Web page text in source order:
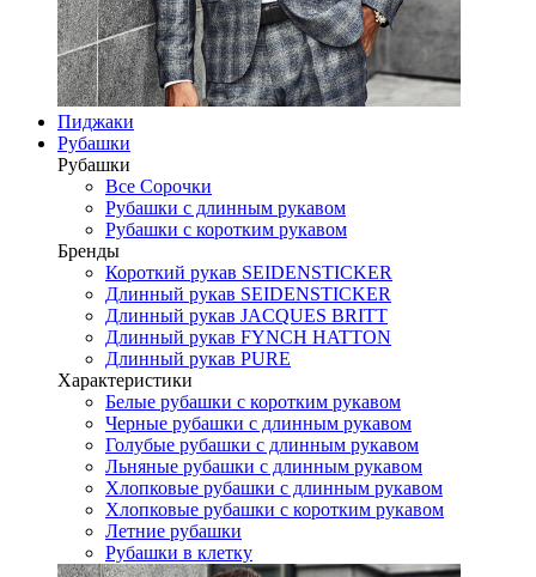
Пиджаки
Рубашки
Рубашки
Все Сорочки
Рубашки с длинным рукавом
Рубашки с коротким рукавом
Бренды
Короткий рукав SEIDENSTICKER
Длинный рукав SEIDENSTICKER
Длинный рукав JAСQUES BRITT
Длинный рукав FYNCH HATTON
Длинный рукав PURE
Характеристики
Белые рубашки с коротким рукавом
Черные рубашки с длинным рукавом
Голубые рубашки с длинным рукавом
Льняные рубашки с длинным рукавом
Хлопковые рубашки с длинным рукавом
Хлопковые рубашки с коротким рукавом
Летние рубашки
Рубашки в клетку